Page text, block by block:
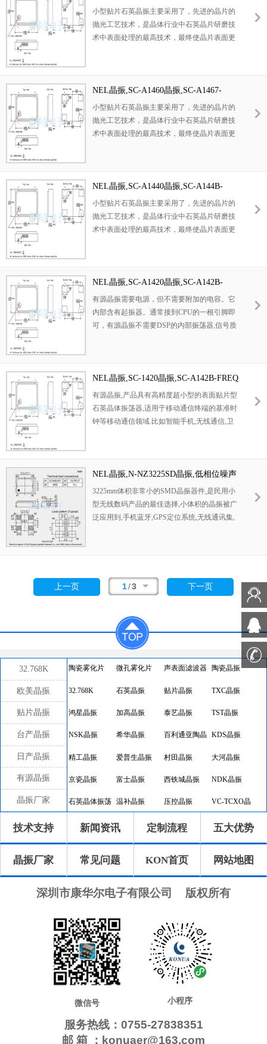
振器,特别适用于有小型化要求的市场领域,比
如智能手机,无线蓝牙,平板电脑等电子数码产
品。
FREQ晶振
小型贴片石英晶振主要采用了，先进的晶片的
抛光工艺技术，是晶体行业中石英晶片研磨技
术中表面处理的最高技术，最终使晶片表面更
的生产工艺，使产品在各项参数得到了很大的
改良,外观尺寸具有薄型表面贴片型石英晶体谐
振器,特别适用于有小型化要求的市场领域,比
如智能手机,无线蓝牙,平板电脑等电子数码产
品。
NEL晶振,SC-A1460晶振,SC-A1467-
FREQ晶振
小型贴片石英晶振主要采用了，先进的晶片的
抛光工艺技术，是晶体行业中石英晶片研磨技
术中表面处理的最高技术，最终使晶片表面更
的生产工艺，使产品在各项参数得到了很大的
改良,外观尺寸具有薄型表面贴片型石英晶体谐
振器,特别适用于有小型化要求的市场领域,比
如智能手机,无线蓝牙,平板电脑等电子数码产
品。
NEL晶振,SC-A1440晶振,SC-A144B-
FREQ晶振
小型贴片石英晶振主要采用了，先进的晶片的
抛光工艺技术，是晶体行业中石英晶片研磨技
术中表面处理的最高技术，最终使晶片表面更
的生产工艺，使产品在各项参数得到了很大的
改良,外观尺寸具有薄型表面贴片型石英晶体谐
振器,特别适用于有小型化要求的市场领域,比
如智能手机,无线蓝牙,平板电脑等电子数码产
品。
NEL晶振,SC-A1420晶振,SC-A142B-
FREQ晶振
有源晶振需要电源，但不需要附加的电容。它
内部含有起振器。通常接到CPU的一根引脚即
可，有源晶振不需要DSP的内部振荡器,信号质
PI型滤波网络,输出端用一个小阻值的电阻过滤
信号即可),不需要复杂的配置电路.有源晶振通
常的用法:一脚悬空,二脚接地,三脚接输出,四脚
接电压。
NEL晶振,SC-1420晶振,SC-A142B-FREQ
晶振
有源晶振,产品具有高精度超小型的表面贴片型
石英晶体振荡器,适用于移动通信终端的基准时
钟等移动通信领域.比如智能手机,无线通信,卫
率,贴片晶振具有优良的电气特性,耐环境性能
适用于移动通信领域,满足无铅工作的高温回流
温度曲线要求.
NEL晶振,N-NZ3225SD晶振,低相位噪声
晶振
3225mm体积非常小的SMD晶振器件,是民用小
型无线数码产品的最佳选择,小体积的晶振被广
泛应用到,手机蓝牙,GPS定位系统,无线通讯集,
符合RoHS/无铅.
上一页 1/3 下一页
32.768K
欧美晶振
贴片晶振
台产晶振
日产晶振
有源晶振
晶振厂家
陶瓷雾化片 微孔雾化片 声表面滤波器 陶瓷晶振
32.768K 石英晶振 贴片晶振 TXC晶振
鸿星晶振 加高晶振 泰艺晶振 TST晶振
NSK晶振 希华晶振 百利通亚陶晶
振
KDS晶振
精工晶振 爱普生晶振 村田晶振 大河晶振
京瓷晶振 富士晶振 西铁城晶振 NDK晶振
石英晶体振荡 温补晶振 压控晶振 VC-TCXO晶
振
差分晶振 32.768K有源
晶振
恒温晶振 8045晶振
7050晶振 6035晶振 5032晶振 3225晶振
7.0x1.5晶振 5.0x1.8晶振 4.1x1.5晶振 3.2x1.5晶振
瑞康晶振 康纳温菲尔德 高利奇晶振
AbraconCrystal 维管晶振 ECScrystal晶
振
日蚀晶振
拉隆晶振 格林雷晶振 SiTimeCrystal
Pletronics晶振 MERCURY晶
振
AEL晶振 Cardinal晶振 Crystek晶振
技术支持 新闻资讯 定制流程 五大优势
晶振厂家 常见问题 KON首页 网站地图
深圳市康华尔电子有限公司 版权所有
微信号 小程序
服务热线：0755-27838351
邮 箱 ：konuaer@163.com